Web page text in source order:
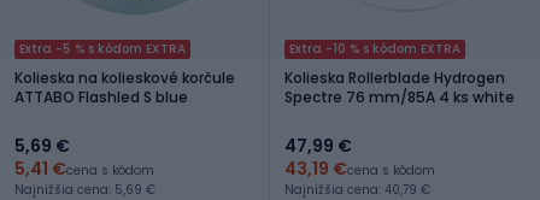
Extra -5 % s kódom EXTRA
Kolieska na kolieskové korčule
ATTABO Flashled S blue
5,69 €
5,41 €cena s kódom
Najnižšia cena: 5,69 €
Extra -10 % s kódom EXTRA
Kolieska Rollerblade Hydrogen
Spectre 76 mm/85A 4 ks white
47,99 €
43,19 €cena s kódom
Najnižšia cena: 40,79 €